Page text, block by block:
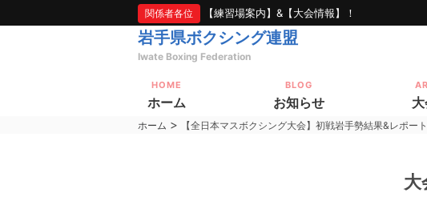
関係者各位 【練習場案内】&【大会情報】！
岩手県ボクシング連盟
Iwate Boxing Federation
HOME
ホーム
BLOG
お知らせ
ホーム > 【全日本マスボクシング大会】初戦岩手勢結果&レポート
大